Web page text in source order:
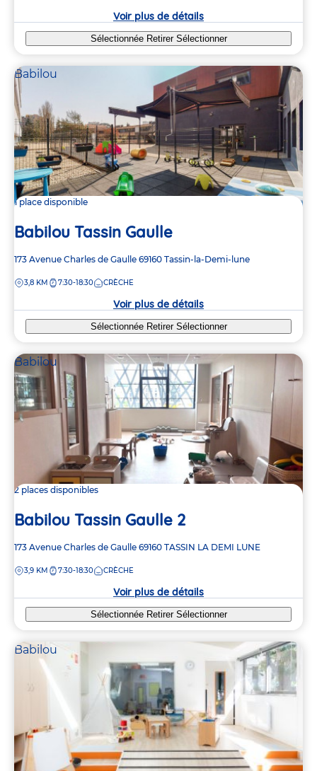
Voir plus de détails
Sélectionnée Retirer Sélectionner
Babilou
1 place disponible
Babilou Tassin Gaulle
Adresse
la
173 Avenue Charles de Gaulle 69160 Tassin-la-Demi-lune
DISTANCE
3,8 KM 7:30-18:30 CRÈCHE
Voir plus de détails
Sélectionnée Retirer Sélectionner
Babilou
2 places disponibles
Babilou Tassin Gaulle 2
Adresse
la
173 Avenue Charles de Gaulle 69160 TASSIN LA DEMI LUNE
DISTANCE
3,9 KM 7:30-18:30 CRÈCHE
Voir plus de détails
Sélectionnée Retirer Sélectionner
Babilou